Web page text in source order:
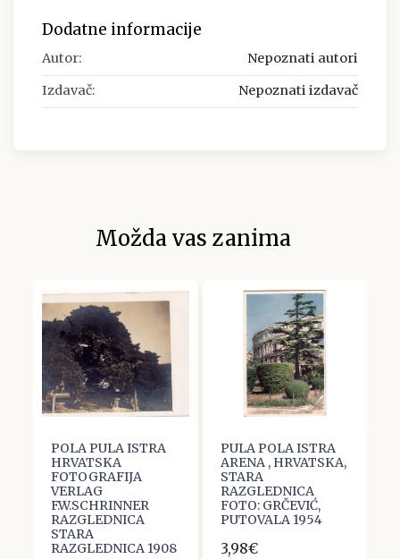
Dodatne informacije
Autor: Nepoznati autori
Izdavač: Nepoznati izdavač
Možda vas zanima
POLA PULA ISTRA
HRVATSKA
FOTOGRAFIJA
VERLAG
F.W.SCHRINNER
RAZGLEDNICA
STARA
RAZGLEDNICA 1908
PULA POLA ISTRA
ARENA , HRVATSKA,
STARA
RAZGLEDNICA
FOTO: GRČEVIĆ,
PUTOVALA 1954
3,98€